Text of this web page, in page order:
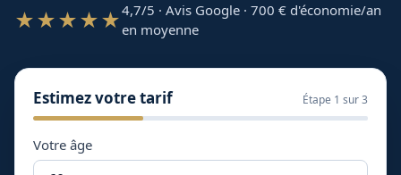
★★★★★4,7/5 · Avis Google · 700 € d'économie/an
en moyenne
Estimez votre tarif Étape 1 sur 3
Votre âge